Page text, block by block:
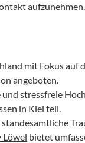
aufzunehmen.
mit Fokus auf
angeboten.
stressfreie
in Kiel teil.
Löwel bietet